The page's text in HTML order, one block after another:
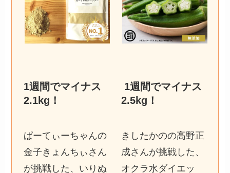
1週間でマイナス
2.1kg ！
ぱーてぃーちゃんの
金子きょんちぃさん
が挑戦した、いりぬ
1週間でマイナス
2.5kg ！
きしたかのの高野正
成さんが挑戦した、
オクラ水ダイエッ